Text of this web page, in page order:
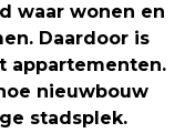
waar wonen en
Daardoor is
appartementen.
nieuwbouw
stadsplek.